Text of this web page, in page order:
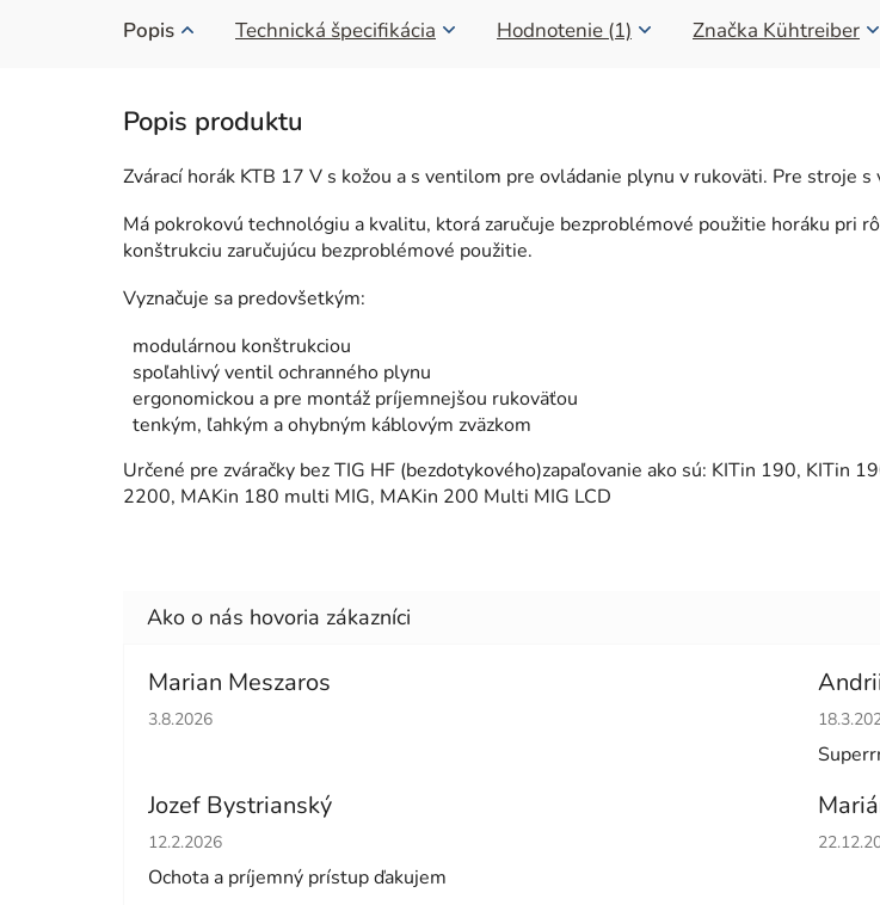
Popis Technická špecifikácia Hodnotenie (1) Značka Kühtreiber
Zvárací horák KTB 17 V s kožou a s ventilom pre ovládanie plynu v rukoväti. Pre stroje
Má pokrokovú technológiu a kvalitu, ktorá zaručuje bezproblémové použitie horáku pri
konštrukciu zaručujúcu bezproblémové použitie.
Vyznačuje sa predovšetkým:
modulárnou konštrukciou
spoľahlivý ventil ochranného plynu
ergonomickou a pre montáž príjemnejšou rukoväťou
tenkým, ľahkým a ohybným káblovým zväzkom
Určené pre zváračky bez TIG HF (bezdotykového)zapaľovanie ako sú: KITin 190, KITin
2200, MAKin 180 multi MIG, MAKin 200 Multi MIG LCD
Marian Meszaros
Hodnotenie obchodu je 5 z 5 hviezdičiek.
3.8.2026
Jozef Bystrianský
Hodnotenie obchodu je 5 z 5 hviezdičiek.
12.2.2026
Ochota a príjemný prístup ďakujem